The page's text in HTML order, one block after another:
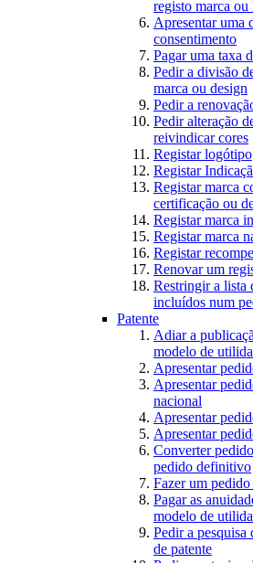
registo marca
Apresentar uma
consentimento
Pagar uma taxa
Pedir a divisão
marca ou design
Pedir a
Pedir alteração
reivindicar cores
Registar logótipo
Registar
Registar marca
certificação ou
Registar marca
Registar marca
Registar
Renovar um
Restringir a lista
incluídos num
Patente
Adiar a
modelo de
Apresentar
Apresentar
nacional
Apresentar
Apresentar
Converter
pedido definitivo
Fazer um
Pagar as
modelo de
Pedir a
de patente